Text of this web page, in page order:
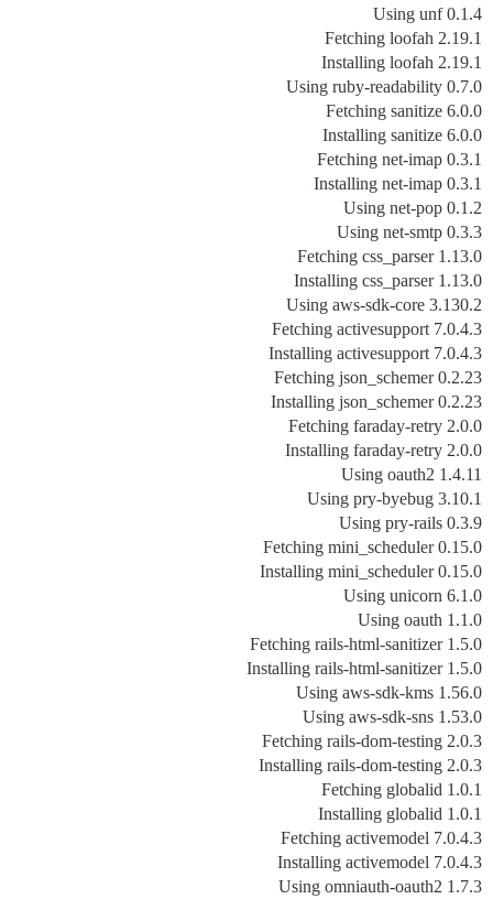
Using unf 0.1.4
Fetching loofah 2.19.1
Installing loofah 2.19.1
Using ruby-readability 0.7.0
Fetching sanitize 6.0.0
Installing sanitize 6.0.0
Fetching net-imap 0.3.1
Installing net-imap 0.3.1
Using net-pop 0.1.2
Using net-smtp 0.3.3
Fetching css_parser 1.13.0
Installing css_parser 1.13.0
Using aws-sdk-core 3.130.2
Fetching activesupport 7.0.4.3
Installing activesupport 7.0.4.3
Fetching json_schemer 0.2.23
Installing json_schemer 0.2.23
Fetching faraday-retry 2.0.0
Installing faraday-retry 2.0.0
Using oauth2 1.4.11
Using pry-byebug 3.10.1
Using pry-rails 0.3.9
Fetching mini_scheduler 0.15.0
Installing mini_scheduler 0.15.0
Using unicorn 6.1.0
Using oauth 1.1.0
Fetching rails-html-sanitizer 1.5.0
Installing rails-html-sanitizer 1.5.0
Using aws-sdk-kms 1.56.0
Using aws-sdk-sns 1.53.0
Fetching rails-dom-testing 2.0.3
Installing rails-dom-testing 2.0.3
Fetching globalid 1.0.1
Installing globalid 1.0.1
Fetching activemodel 7.0.4.3
Installing activemodel 7.0.4.3
Using omniauth-oauth2 1.7.3